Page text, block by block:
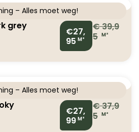
– Alles moet weg!
grey
€27,
95 M²
€39,9
5 M²
– Alles moet weg!
€27,
99 M²
€37,9
5 M²